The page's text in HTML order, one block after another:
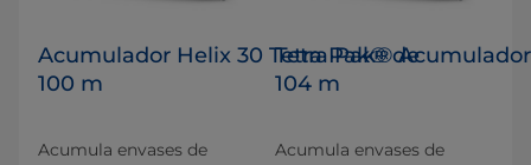
Acumulador Helix 30 Tetra Pak® de
100 m
Acumula envases de
Tetra Pak®
104 m
Acumula envases de